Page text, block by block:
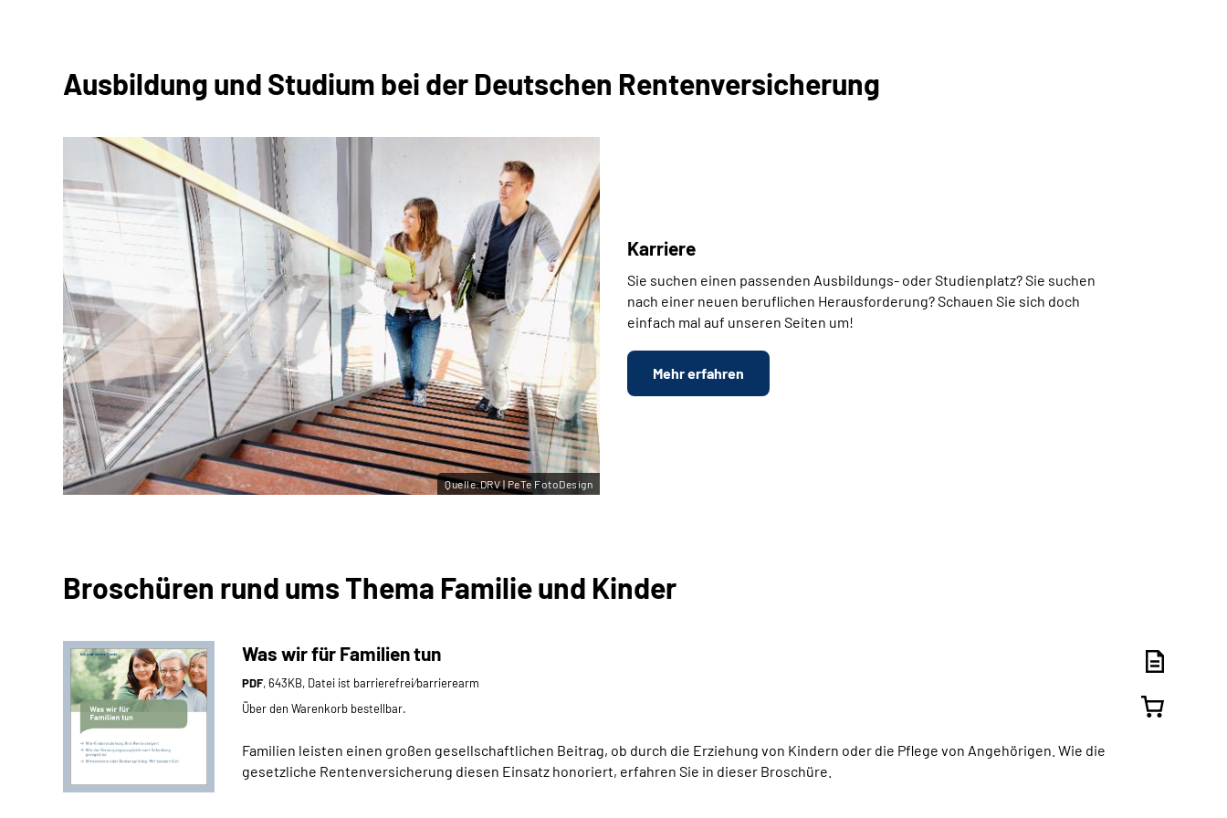
Ausbildung und Studium bei der Deutschen Rentenversicherung
Karriere
Sie suchen einen passenden Ausbildungs- oder Studienplatz? Sie suchen
nach einer neuen beruflichen Herausforderung? Schauen Sie sich doch
einfach mal auf unseren Seiten um!
Mehr erfahren
Quelle:DRV | PeTe FotoDesign
Broschüren rund ums Thema Familie und Kinder
Was wir für Familien tun
PDF, 643KB, Datei ist barrierefrei⁄barrierearm
Über den Warenkorb bestellbar.
Familien leisten einen großen gesellschaftlichen Beitrag, ob durch die Erziehung von Kindern oder die Pflege von Angehörigen. Wie die
gesetzliche Rentenversicherung diesen Einsatz honoriert, erfahren Sie in dieser Broschüre.